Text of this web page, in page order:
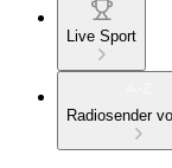
Live Sport
Radiosender